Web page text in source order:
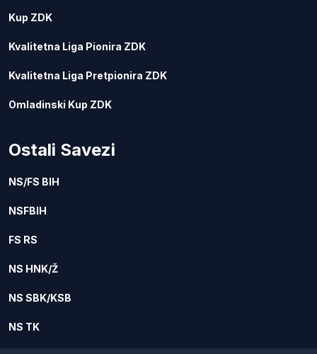
Kup ZDK
Kvalitetna Liga Pionira ZDK
Kvalitetna Liga Pretpionira ZDK
Omladinski Kup ZDK
Ostali Savezi
NS/FS BIH
NSFBIH
FS RS
NS HNK/Ž
NS SBK/KSB
NS TK